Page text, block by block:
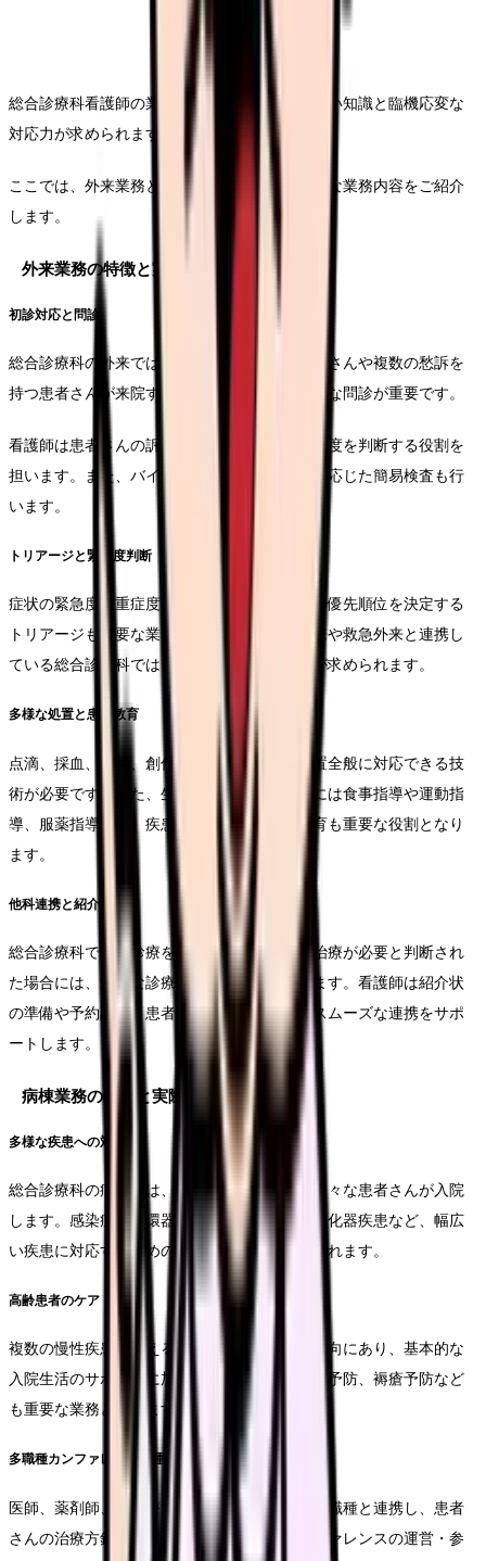
総合診療科看護師の業務は多岐にわたり、幅広い知識と臨機応変な
対応力が求められます。
ここでは、外来業務と病棟業務に分けて具体的な業務内容をご紹介
します。
外来業務の特徴と実際
初診対応と問診
総合診療科の外来では、症状が明確でない患者さんや複数の愁訴を
持つ患者さんが来院することが多いため、丁寧な問診が重要です。
看護師は患者さんの訴えを正確に把握し、優先度を判断する役割を
担います。また、バイタルサイン測定や必要に応じた簡易検査も行
います。
トリアージと緊急度判断
症状の緊急度や重症度を適切に判断し、診察の優先順位を決定する
トリアージも重要な業務です。特に、発熱外来や救急外来と連携し
ている総合診療科では、短時間で的確な判断が求められます。
多様な処置と患者教育
点滴、採血、注射、創傷処置など基本的な処置全般に対応できる技
術が必要です。また、生活習慣病の患者さんには食事指導や運動指
導、服薬指導など、疾患管理のための患者教育も重要な役割となり
ます。
他科連携と紹介調整
総合診療科で初期診療を受けた後、専門的な治療が必要と判断され
た場合には、適切な診療科への紹介が行われます。看護師は紹介状
の準備や予約調整、患者さんへの説明など、スムーズな連携をサポ
ートします。
病棟業務の特性と実際
多様な疾患への対応
総合診療科の病棟では、内科系疾患を中心に様々な患者さんが入院
します。感染症、循環器疾患、呼吸器疾患、消化器疾患など、幅広
い疾患に対応するための知識と観察力が求められます。
高齢患者のケア
複数の慢性疾患を抱える高齢患者さんが多い傾向にあり、基本的な
入院生活のサポートに加え、認知症ケアや転倒予防、褥瘡予防など
も重要な業務となります。
多職種カンファレンスの運営
医師、薬剤師、理学療法士、社会福祉士など多職種と連携し、患者
さんの治療方針やケアプランを検討するカンファレンスの運営・参